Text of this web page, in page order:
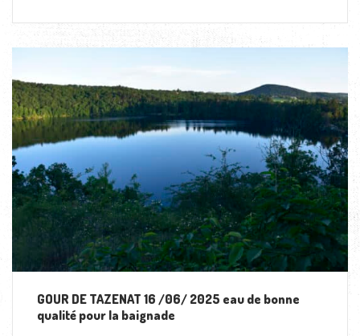
GOUR DE TAZENAT 16 /06/ 2025 eau de bonne
qualité pour la baignade